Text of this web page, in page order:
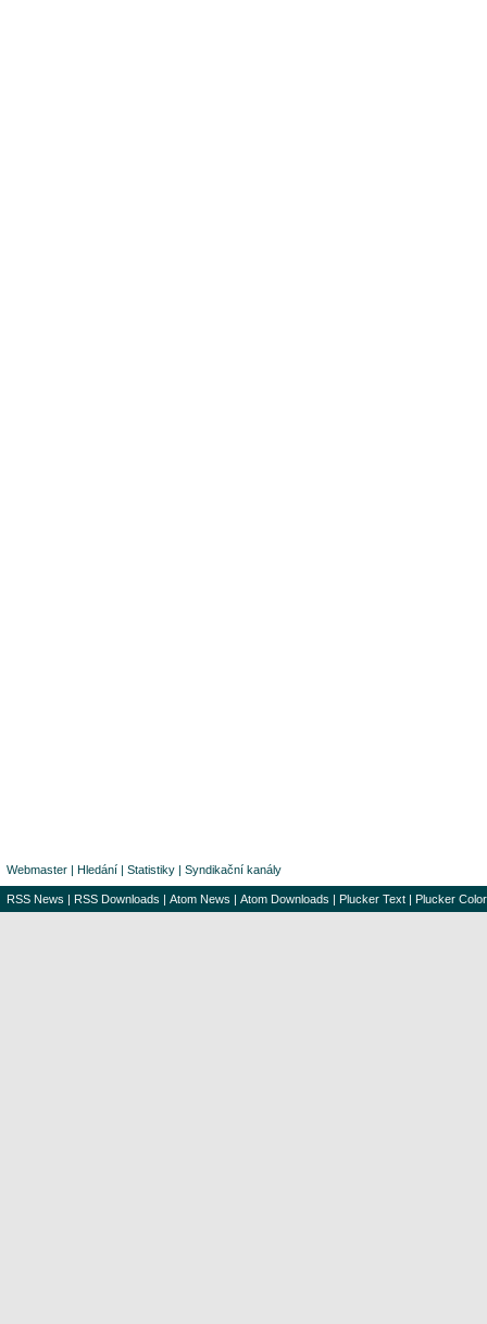
Webmaster | Hledání | Statistiky | Syndikační kanály
RSS News | RSS Downloads | Atom News | Atom Downloads | Plucker Text | Plucker Color